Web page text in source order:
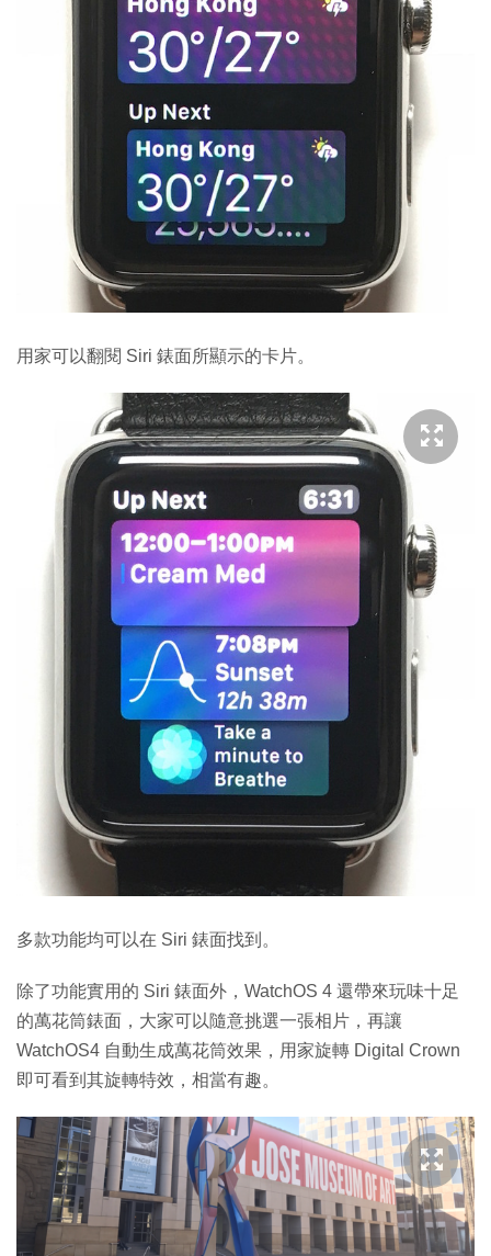
用家可以翻閱 Siri 錶面所顯示的卡片。
多款功能均可以在 Siri 錶面找到。
除了功能實用的 Siri 錶面外，WatchOS 4 還帶來玩味十足
的萬花筒錶面，大家可以隨意挑選一張相片，再讓
WatchOS4 自動生成萬花筒效果，用家旋轉 Digital Crown
即可看到其旋轉特效，相當有趣。